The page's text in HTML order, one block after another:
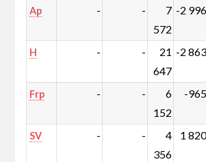
Ap - -
7
572
-2 996
H - -
21
647
-2 863
Frp - -
6
152
-965
SV - -
4
356
1